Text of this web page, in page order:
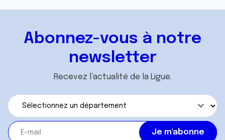
Abonnez-vous à notre
newsletter
Recevez l’actualité de la Ligue.